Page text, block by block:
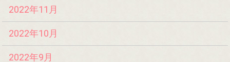
2022年11月
2022年10月
2022年9月